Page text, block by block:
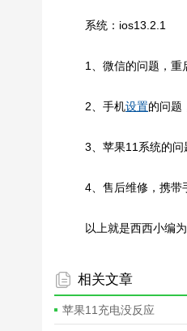
系统：ios13.2.1
1、微信的问题，重
2、手机设置的问题
3、苹果11系统的问
4、售后维修，携带
以上就是西西小编
相关文章
苹果11充电没反应